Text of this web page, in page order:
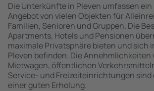
Die Unterkünfte in Pleven umfassen
Angebot von vielen Objekten für
Familien, Senioren und Gruppen. Die
Apartments, Hotels und Pensionen
maximale Privatsphäre bieten und sich
Pleven befinden. Die Annehmlichkeiten
Mietwagen, öffentlichen
Service- und Freizeiteinrichtungen sind
einer guten Erholung.